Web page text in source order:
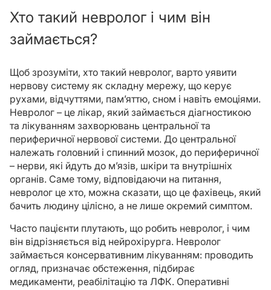
Хто такий невролог і чим він
займається?
Щоб зрозуміти, хто такий невролог, варто уявити
нервову систему як складну мережу, що керує
рухами, відчуттями, пам’яттю, сном і навіть емоціями.
Невролог – це лікар, який займається діагностикою
та лікуванням захворювань центральної та
периферичної нервової системи. До центральної
належать головний і спинний мозок, до периферичної
– нерви, які йдуть до м’язів, шкіри та внутрішніх
органів. Саме тому, відповідаючи на питання,
невролог це хто, можна сказати, що це фахівець, який
бачить людину цілісно, а не лише окремий симптом.
Часто пацієнти плутають, що робить невролог, і чим
він відрізняється від нейрохірурга. Невролог
займається консервативним лікуванням: проводить
огляд, призначає обстеження, підбирає
медикаменти, реабілітацію та ЛФК. Оперативні